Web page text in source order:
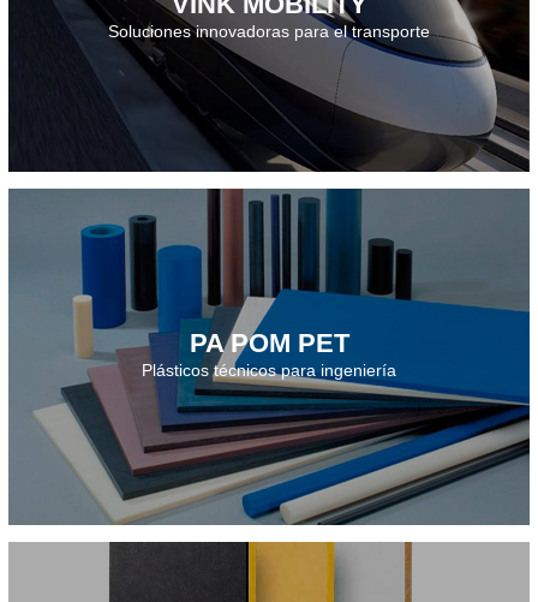
Soluciones innovadoras para el transporte
PA POM PET
Plásticos técnicos para ingeniería
Descarga el folleto · 2025